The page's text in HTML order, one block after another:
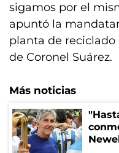
sigamos por el
apuntó la
planta de
de Coronel Suárez.
Más noticias